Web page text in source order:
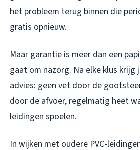
het probleem terug binnen die
gratis opnieuw.
Maar garantie is meer dan een
gaat om nazorg. Na elke klus krijg
advies: geen vet door de
door de afvoer, regelmatig heet
leidingen spoelen.
In wijken met oudere PVC-